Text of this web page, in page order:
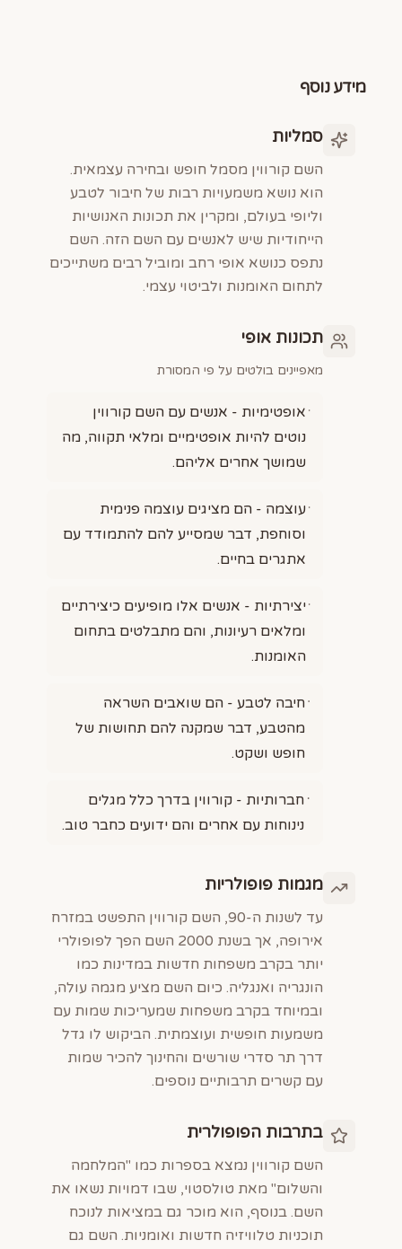
מידע נוסף
סמליות
השם קורווין מסמל חופש ובחירה עצמאית.
הוא נושא משמעויות רבות של חיבור לטבע
וליופי בעולם, ומקרין את תכונות האנושיות
הייחודיות שיש לאנשים עם השם הזה. השם
נתפס כנושא אופי רחב ומוביל רבים משתייכים
לתחום האומנות ולביטוי עצמי.
תכונות אופי
מאפיינים בולטים על פי המסורת
אופטימיות - אנשים עם השם קורווין
נוטים להיות אופטימיים ומלאי תקווה, מה
שמושך אחרים אליהם.
עוצמה - הם מציגים עוצמה פנימית
וסוחפת, דבר שמסייע להם להתמודד עם
אתגרים בחיים.
יצירתיות - אנשים אלו מופיעים כיצירתיים
ומלאים רעיונות, והם מתבלטים בתחום
האומנות.
חיבה לטבע - הם שואבים השראה
מהטבע, דבר שמקנה להם תחושות של
חופש ושקט.
חברותיות - קורווין בדרך כלל מגלים
נינוחות עם אחרים והם ידועים כחבר טוב.
מגמות פופולריות
עד לשנות ה-90, השם קורווין התפשט במזרח
אירופה, אך בשנת 2000 השם הפך לפופולרי
יותר בקרב משפחות חדשות במדינות כמו
הונגריה ואנגליה. כיום השם מציע מגמה עולה,
ובמיוחד בקרב משפחות שמעריכות שמות עם
משמעות חופשית ועוצמתית. הביקוש לו גדל
דרך תר סדרי שורשים והחינוך להכיר שמות
עם קשרים תרבותיים נוספים.
בתרבות הפופולרית
השם קורווין נמצא בספרות כמו "המלחמה
והשלום" מאת טולסטוי, שבו דמויות נשאו את
השם. בנוסף, הוא מוכר גם במציאות לנוכח
תוכניות טלוויזיה חדשות ואומניות. השם גם